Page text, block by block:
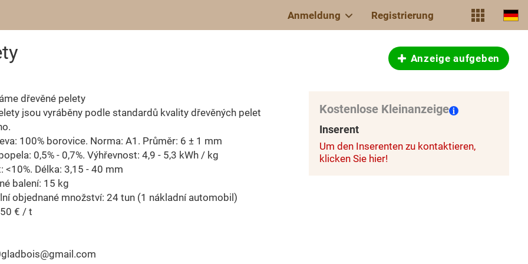
Anmeldung Registrierung
Anzeige aufgeben
dřevěné pelety
jsou vyráběny podle standardů kvality dřevěných pelet
100% borovice. Norma: A1. Průměr: 6 ± 1 mm
0,5% - 0,7%. Výhřevnost: 4,9 - 5,3 kWh / kg
<10%. Délka: 3,15 - 40 mm
balení: 15 kg
objednané množství: 24 tun (1 nákladní automobil)
€ / t
Kostenlose Kleinanzeige
Inserent
Um den Inserenten zu kontaktieren,
klicken Sie hier!